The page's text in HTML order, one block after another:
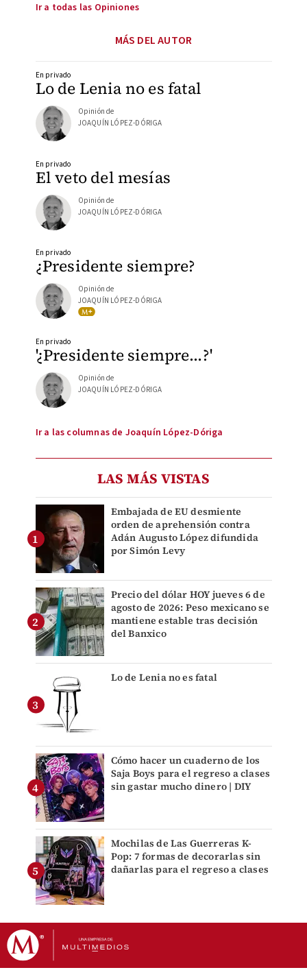
Ir a todas las Opiniones
MÁS DEL AUTOR
Lo de Lenia no es fatal
En privado
Opinión de
JOAQUÍN LÓPEZ-DÓRIGA
El veto del mesías
En privado
Opinión de
JOAQUÍN LÓPEZ-DÓRIGA
¿Presidente siempre?
En privado
Opinión de
JOAQUÍN LÓPEZ-DÓRIGA
'¿Presidente siempre…?'
En privado
Opinión de
JOAQUÍN LÓPEZ-DÓRIGA
Ir a las columnas de Joaquín López-Dóriga
LAS MÁS VISTAS
Embajada de EU desmiente
orden de aprehensión contra
Adán Augusto López difundida
por Simón Levy
Precio del dólar HOY jueves 6 de
agosto de 2026: Peso mexicano se
mantiene estable tras decisión
del Banxico
Lo de Lenia no es fatal
Cómo hacer un cuaderno de los
Saja Boys para el regreso a clases
sin gastar mucho dinero | DIY
Mochilas de Las Guerreras K-
Pop: 7 formas de decorarlas sin
dañarlas para el regreso a clases